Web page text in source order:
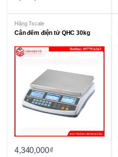
Hãng Tscale
Cân đếm điện tử QHC 30kg
4,340,000₫